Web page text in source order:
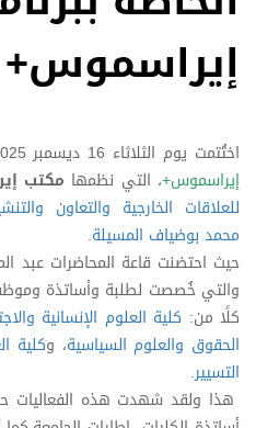
إيراسموس+
اختُتمت يوم الثلاثاء 16 ديسمبر 2025،
إيراسموس+، التي نظمها مكتب
للعلاقات الخارجية والتعاون
محمد بوضياف المسيلة.
حيث احتضنت قاعة المحاضرات عبد
والتي خُصصت لطلبة وأساتذة
كلًا من: كلية العلوم الإنسانية
الحقوق والعلوم السياسية، وكلية
التسيير.
هذا ولقد شهدت هذه الفعاليات